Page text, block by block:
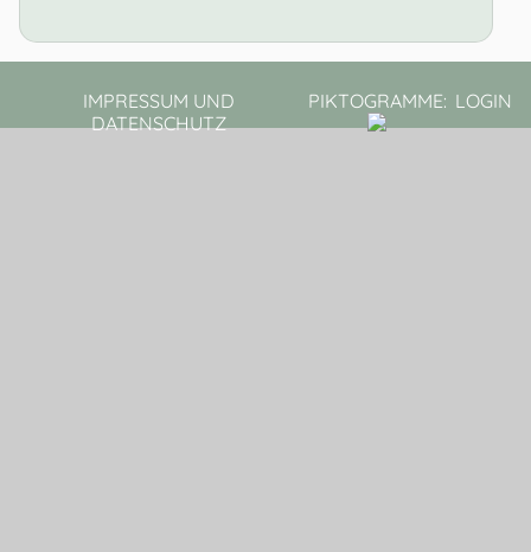
IMPRESSUM UND
DATENSCHUTZ
PIKTOGRAMME: LOGIN